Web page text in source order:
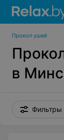
Прокол ушей
в
Фильтры